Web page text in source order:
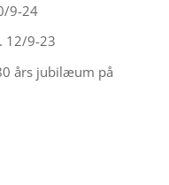
9-24
12/9-23
års jubilæum på